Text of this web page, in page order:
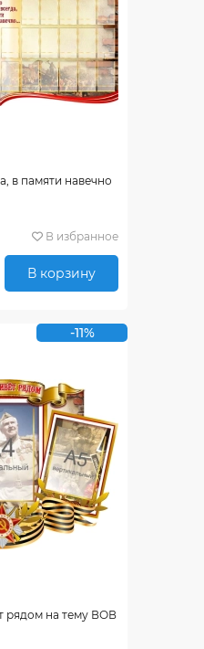
в памяти навечно
В избранное
В корзину
-11%
рядом на тему ВОВ